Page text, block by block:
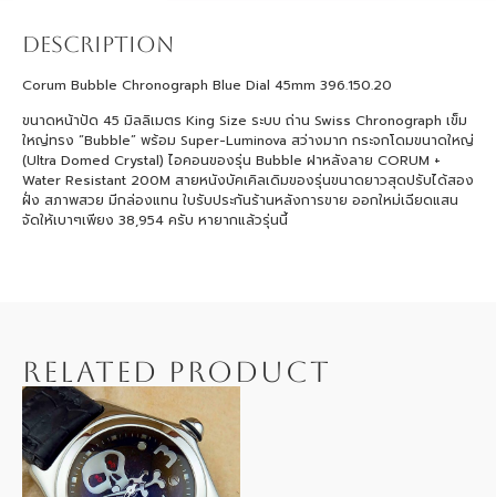
Description
Corum Bubble Chronograph Blue Dial 45mm 396.150.20
ขนาดหน้าปัด 45 มิลลิเมตร King Size ระบบ ถ่าน Swiss Chronograph เข็ม
ใหญ่ทรง “Bubble” พร้อม Super-Luminova สว่างมาก กระจกโดมขนาดใหญ่
(Ultra Domed Crystal) ไอคอนของรุ่น Bubble ฝาหลังลาย CORUM +
Water Resistant 200M สายหนังบัคเคิลเดิมของรุ่นขนาดยาวสุดปรับได้สอง
ฝั่ง สภาพสวย มีกล่องแทน ใบรับประกันร้านหลังการขาย ออกใหม่เฉียดแสน
จัดให้เบาๆเพียง 38,954 ครับ หายากแล้วรุ่นนี้
RELATED PRODUCT